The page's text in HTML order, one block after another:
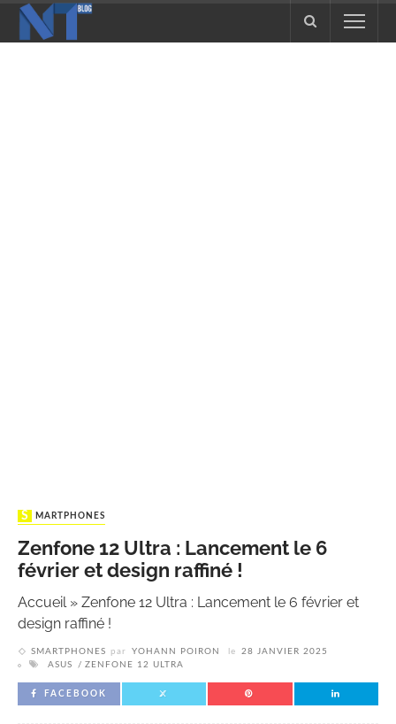
SMARTPHONES
Zenfone 12 Ultra : Lancement le 6
février et design raffiné !
Accueil» Zenfone 12 Ultra : Lancement le 6 février et
design raffiné !
SMARTPHONES par YOHANN POIRON le
28 JANVIER 2025
ASUS
ZENFONE 12 ULTRA
FACEBOOK